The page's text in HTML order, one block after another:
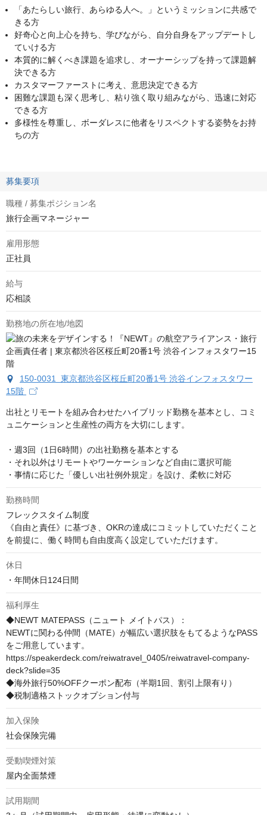
「あたらしい旅行、あらゆる人へ。」というミッションに共感で
きる方
好奇心と向上心を持ち、学びながら、自分自身をアップデートし
ていける方
本質的に解くべき課題を追求し、オーナーシップを持って課題解
決できる方
カスタマーファーストに考え、意思決定できる方
困難な課題も深く思考し、粘り強く取り組みながら、迅速に対応
できる方
多様性を尊重し、ボーダレスに他者をリスペクトする姿勢をお持
ちの方
募集要項
職種 / 募集ポジション名
旅行企画マネージャー
雇用形態
正社員
給与
応相談
勤務地の所在地/地図
150-0031 東京都渋谷区桜丘町20番1号 渋谷インフォスタワー
15階
出社とリモートを組み合わせたハイブリッド勤務を基本とし、コミ
ュニケーションと生産性の両方を大切にします。
・週3回（1日6時間）の出社勤務を基本とする
・それ以外はリモートやワーケーションなど自由に選択可能
・事情に応じた「優しい出社例外規定」を設け、柔軟に対応
勤務時間
フレックスタイム制度
《自由と責任》に基づき、OKRの達成にコミットしていただくこと
を前提に、働く時間も自由度高く設定していただけます。
休日
・年間休日124日間
福利厚生
◆NEWT MATEPASS（ニュート メイトパス）：
NEWTに関わる仲間（MATE）が幅広い選択肢をもてるようなPASS
をご用意しています。
https://speakerdeck.com/reiwatravel_0405/reiwatravel-company-
deck?slide=35
◆海外旅行50%OFFクーポン配布（半期1回、割引上限有り）
◆税制適格ストックオプション付与
加入保険
社会保険完備
受動喫煙対策
屋内全面禁煙
試用期間